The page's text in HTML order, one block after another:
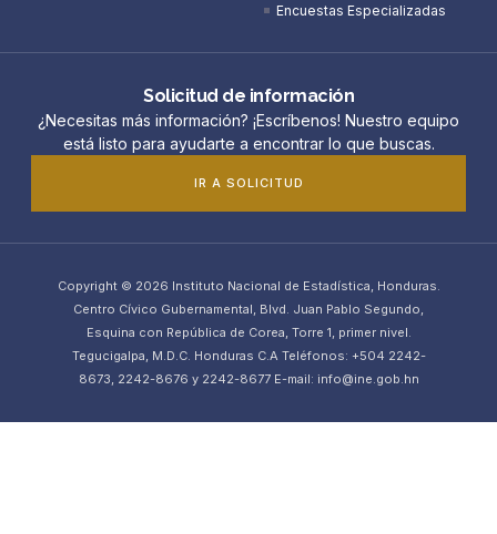
Encuestas Especializadas
Solicitud de información
¿Necesitas más información? ¡Escríbenos! Nuestro equipo
está listo para ayudarte a encontrar lo que buscas.
IR A SOLICITUD
Copyright © 2026 Instituto Nacional de Estadística, Honduras.
Centro Cívico Gubernamental, Blvd. Juan Pablo Segundo,
Esquina con República de Corea, Torre 1, primer nivel.
Tegucigalpa, M.D.C. Honduras C.A Teléfonos: +504 2242-
8673, 2242-8676 y 2242-8677 E-mail: info@ine.gob.hn